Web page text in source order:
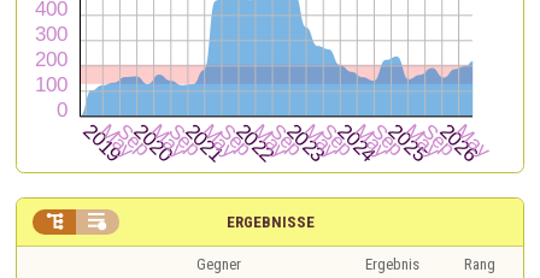
ERGEBNISSE
 
Gegner Ergebnis
Rang